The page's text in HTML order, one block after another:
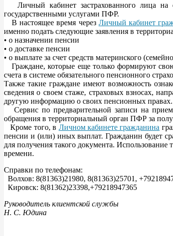
Личный кабинет застрахованного лица на
государственными услугами ПФР.
В настоящее время через Личный кабинет
именно подать следующие заявления в
• о назначении пенсии
• о доставке пенсии
• о выплате за счет средств материнского
Граждане, которые еще только формируют
счета в системе обязательного пенсионного
Также такие граждане имеют возможность
сведения о своем стаже, страховых взносах,
другую информацию о своих пенсионных правах.
Сервис по предварительной записи на
обращения в территориальный орган ПФР за
Кроме того, в Личном кабинете гражданина
пенсии и (или) иных выплат. Гражданин будет
для получения такого документа.
времени.
Справки по телефонам:
Волхов: 8(81363)21980, 8(81363)25701,
Кировск: 8(81362)23398,+79218947365
Руководитель клиентской службы
Н. С. Юдина